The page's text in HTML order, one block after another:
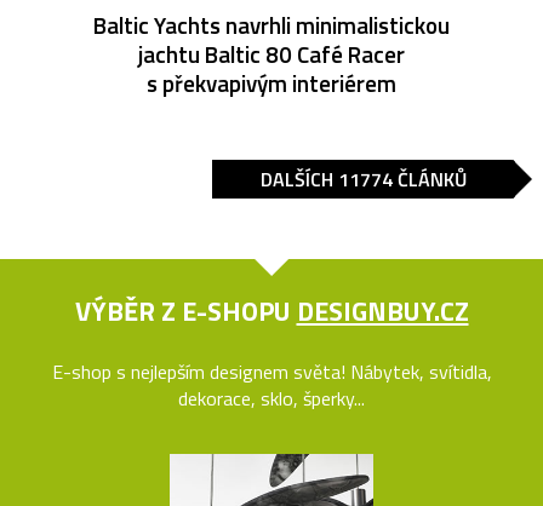
Baltic Yachts navrhli minimalistickou
jachtu Baltic 80 Café Racer
s překvapivým interiérem
DALŠÍCH 11774 ČLÁNKŮ
VÝBĚR Z E-SHOPU DESIGNBUY.CZ
E-shop s nejlepším designem světa! Nábytek, svítidla,
dekorace, sklo, šperky...